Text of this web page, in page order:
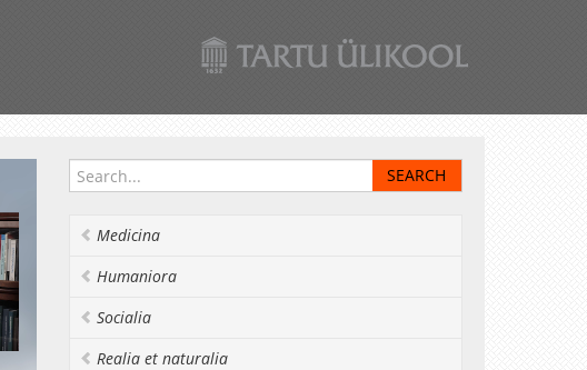
Medicina
Humaniora
Socialia
Realia et naturalia